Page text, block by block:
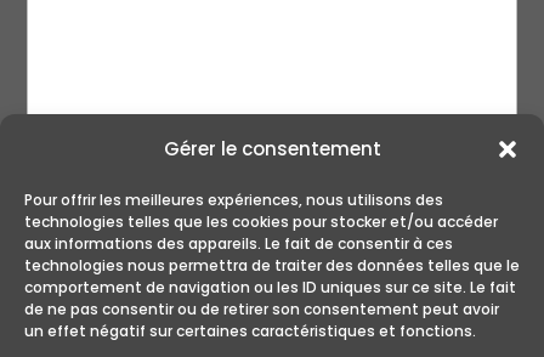
Gérer le consentement
Pour offrir les meilleures expériences, nous utilisons des
technologies telles que les cookies pour stocker et/ou accéder
aux informations des appareils. Le fait de consentir à ces
technologies nous permettra de traiter des données telles que le
comportement de navigation ou les ID uniques sur ce site. Le fait
de ne pas consentir ou de retirer son consentement peut avoir
un effet négatif sur certaines caractéristiques et fonctions.
ENVOYER